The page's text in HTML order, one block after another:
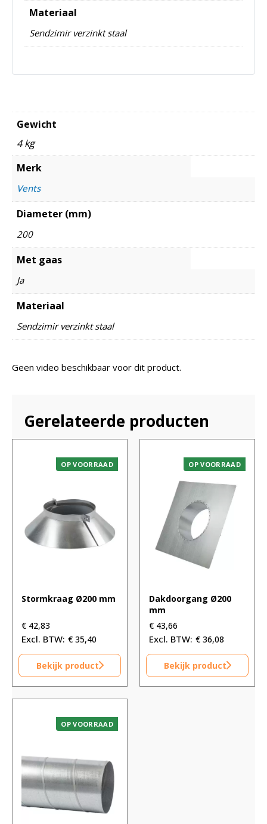
Materiaal
Sendzimir verzinkt staal
Gewicht
4 kg
Merk
Vents
Diameter (mm)
200
Met gaas
Ja
Materiaal
Sendzimir verzinkt staal
Geen video beschikbaar voor dit product.
Gerelateerde producten
OP VOORRAAD
Stormkraag Ø200 mm
€ 42,83
€ 35,40
Bekijk product
OP VOORRAAD
Dakdoorgang Ø200
mm
€ 43,66
€ 36,08
Bekijk product
OP VOORRAAD